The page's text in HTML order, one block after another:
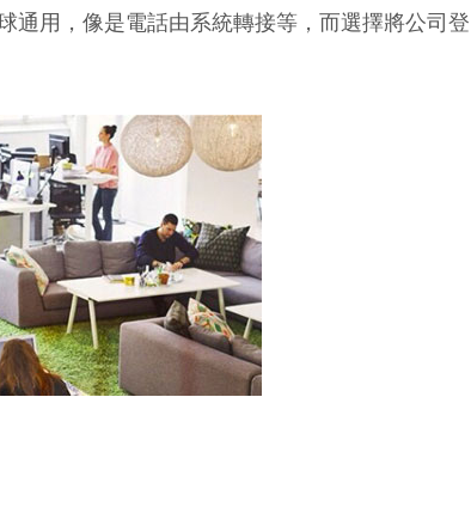
通用，像是電話由系統轉接等，而選擇將公司登